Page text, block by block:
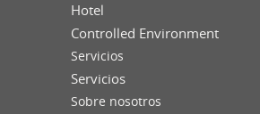
Hotel
Controlled Environment
Servicios
Servicios
Sobre nosotros